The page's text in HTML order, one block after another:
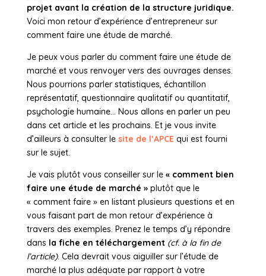
projet avant la création de la structure juridique.
Voici mon retour d’expérience d’entrepreneur sur
comment faire une étude de marché.
Je peux vous parler du comment faire une étude de
marché et vous renvoyer vers des ouvrages denses.
Nous pourrions parler statistiques, échantillon
représentatif, questionnaire qualitatif ou quantitatif,
psychologie humaine… Nous allons en parler un peu
dans cet article et les prochains. Et je vous invite
d’ailleurs à consulter le site de l’APCE qui est fourni
sur le sujet.
Je vais plutôt vous conseiller sur le « comment bien
faire une étude de marché »plutôt que le
« comment faire » en listant plusieurs questions et en
vous faisant part de mon retour d’expérience à
travers des exemples. Prenez le temps d’y répondre
dans la fiche en téléchargement (cf. à la fin de
l’article). Cela devrait vous aiguiller sur l’étude de
marché la plus adéquate par rapport à votre